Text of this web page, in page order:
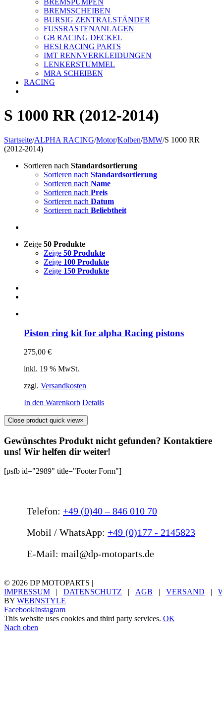
BREMSPUMPEN
BREMSSCHEIBEN
BURSIG ZENTRALSTÄNDER
FUSSRASTENANLAGEN
GB RACING DECKEL
HESI RACING PARTS
IMT RENNVERKLEIDUNGEN
LENKERSTUMMEL
MRA SCHEIBEN
RACING
S 1000 RR (2012-2014)
Startseite/ALPHA RACING/Motor/Kolben/BMW/S 1000 RR
(2012-2014)
Sortieren nach Standardsortierung
Sortieren nach Standardsortierung
Sortieren nach Name
Sortieren nach Preis
Sortieren nach Datum
Sortieren nach Beliebtheit
Zeige 50 Produkte
Zeige 50 Produkte
Zeige 100 Produkte
Zeige 150 Produkte
Piston ring kit for alpha Racing pistons
275,00 €
inkl. 19 % MwSt.
zzgl. Versandkosten
In den Warenkorb Details
Close product quick view×
Gewünschtes Produkt nicht gefunden? Kontaktiere
uns! Wir helfen dir weiter!
[psfb id="2989" title="Footer Form"]
Telefon: +49 (0)40 – 846 010 70
Mobil / WhatsApp: +49 (0)177 - 2145823
E-Mail: mail@dp-motoparts.de
© 2026 DP MOTOPARTS |
IMPRESSUM | DATENSCHUTZ | AGB | VERSAND |
BY WEBNSTYLE
FacebookInstagram
This website uses cookies and third party services. OK
Nach oben